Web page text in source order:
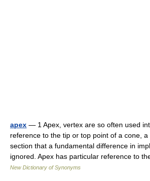
apex — 1 Apex, vertex are so often used
reference to the tip or top point of a cone,
section that a fundamental difference in
ignored. Apex has particular reference to
New Dictionary of Synonyms